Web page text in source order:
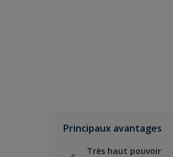
Principaux avantages
Très haut pouvoir